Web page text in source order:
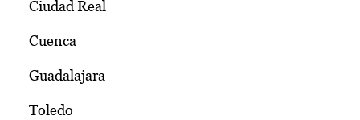
Ciudad Real
Cuenca
Guadalajara
Toledo